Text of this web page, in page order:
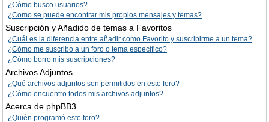
¿Cómo busco usuarios?
¿Como se puede encontrar mis propios mensajes y temas?
Suscripción y Añadido de temas a Favoritos
¿Cuál es la diferencia entre añadir como Favorito y suscribirme a un tema?
¿Cómo me suscribo a un foro o tema específico?
¿Cómo borro mis suscripciones?
Archivos Adjuntos
¿Qué archivos adjuntos son permitidos en este foro?
¿Cómo encuentro todos mis archivos adjuntos?
Acerca de phpBB3
¿Quién programó este foro?